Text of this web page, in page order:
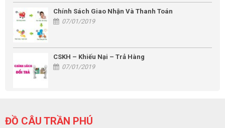
Chính Sách Giao Nhận Và Thanh Toán
07/01/2019
CSKH – Khiếu Nại – Trả Hàng
07/01/2019
ĐỒ CÂU TRẦN PHÚ